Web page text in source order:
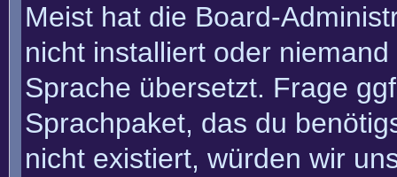
Meist hat die Board-
nicht installiert oder
Sprache übersetzt. Frage
Sprachpaket, das du
nicht existiert, würden wir